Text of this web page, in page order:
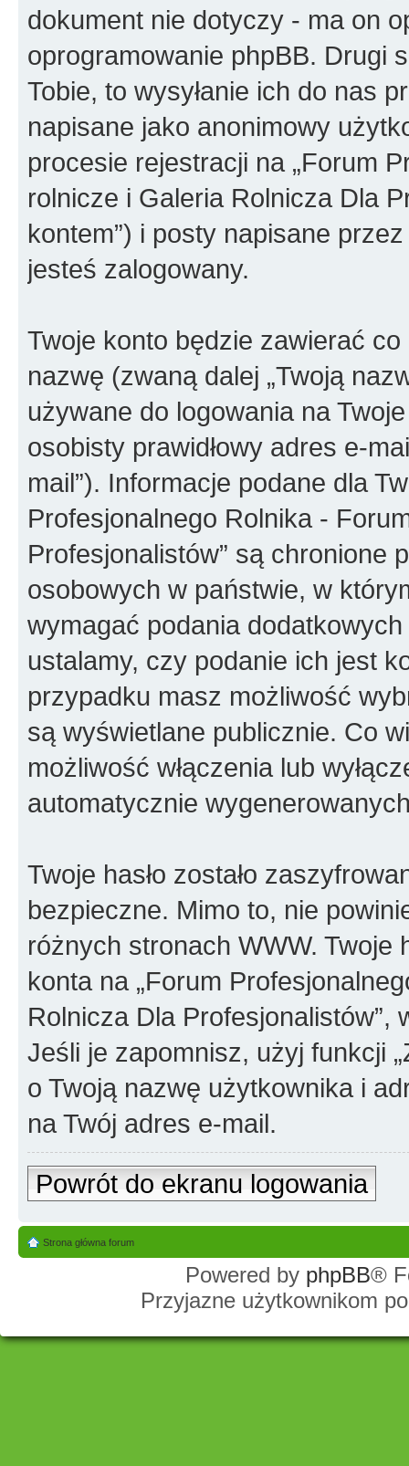
dokument nie dotyczy - ma on
oprogramowanie phpBB. Drugi
Tobie, to wysyłanie ich do nas
napisane jako anonimowy
procesie rejestracji na „Forum
rolnicze i Galeria Rolnicza Dla
kontem”) i posty napisane
jesteś zalogowany.
Twoje konto będzie zawierać
nazwę (zwaną dalej „Twoją
używane do logowania na
osobisty prawidłowy adres e-
mail”). Informacje podane dla
Profesjonalnego Rolnika -
Profesjonalistów” są chronione
osobowych w państwie, w
wymagać podania
ustalamy, czy podanie ich jest
przypadku masz możliwość
są wyświetlane publicznie. Co
możliwość włączenia lub
automatycznie
Twoje hasło zostało
bezpieczne. Mimo to, nie
różnych stronach WWW. Twoje
konta na „Forum
Rolnicza Dla
Jeśli je zapomnisz, użyj funkcji
o Twoją nazwę użytkownika i
na Twój adres e-mail.
Powrót do ekranu logowania
Strona główna forum
Powered by phpBB®
Przyjazne użytkownikom